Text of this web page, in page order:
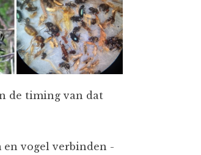
de timing van dat
en vogel verbinden -